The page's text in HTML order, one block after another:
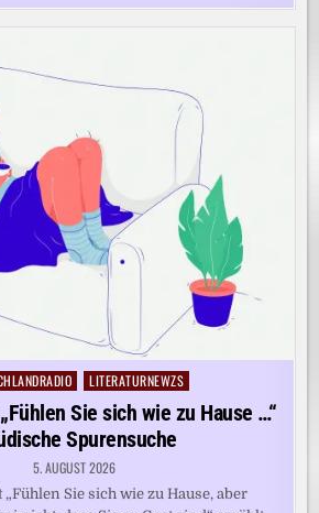
LITERATURNEWZS
Sie sich wie zu Hause …“
Spurensuche
5. AUGUST 2026
Sie sich wie zu Hause, aber